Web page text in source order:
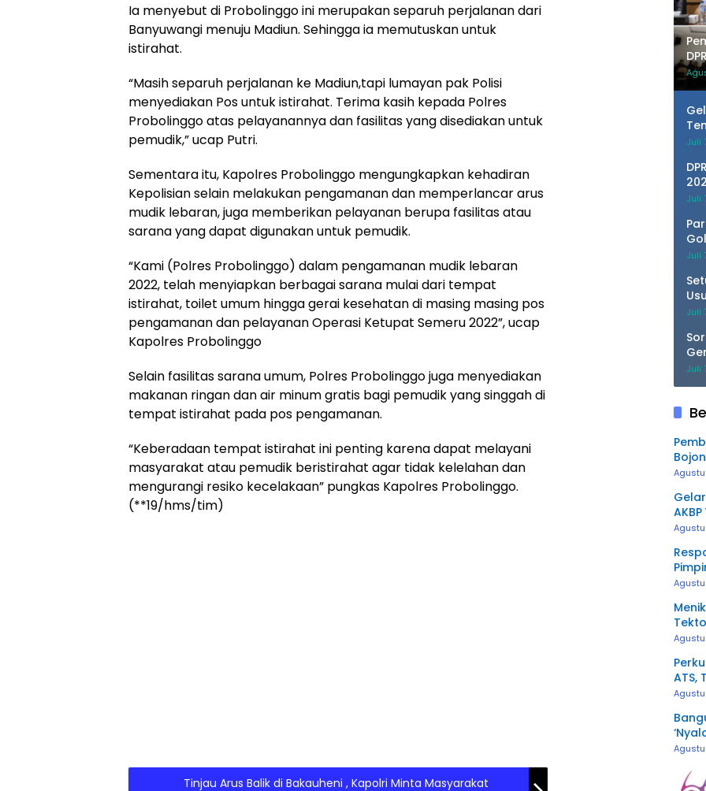
Ia menyebut di Probolinggo ini merupakan separuh perjalanan dari
Banyuwangi menuju Madiun. Sehingga ia memutuskan untuk
istirahat.
“Masih separuh perjalanan ke Madiun,tapi lumayan pak Polisi
menyediakan Pos untuk istirahat. Terima kasih kepada Polres
Probolinggo atas pelayanannya dan fasilitas yang disediakan untuk
pemudik,” ucap Putri.
Sementara itu, Kapolres Probolinggo mengungkapkan kehadiran
Kepolisian selain melakukan pengamanan dan memperlancar arus
mudik lebaran, juga memberikan pelayanan berupa fasilitas atau
sarana yang dapat digunakan untuk pemudik.
“Kami (Polres Probolinggo) dalam pengamanan mudik lebaran
2022, telah menyiapkan berbagai sarana mulai dari tempat
istirahat, toilet umum hingga gerai kesehatan di masing masing pos
pengamanan dan pelayanan Operasi Ketupat Semeru 2022”, ucap
Kapolres Probolinggo
Selain fasilitas sarana umum, Polres Probolinggo juga menyediakan
makanan ringan dan air minum gratis bagi pemudik yang singgah di
tempat istirahat pada pos pengamanan.
“Keberadaan tempat istirahat ini penting karena dapat melayani
masyarakat atau pemudik beristirahat agar tidak kelelahan dan
mengurangi resiko kecelakaan” pungkas Kapolres Probolinggo.
(**19/hms/tim)
Tinjau Arus Balik di Bakauheni , Kapolri Minta Masyarakat
Juli
Juli
Juli
Juli
Juli
ATS,
Kerja